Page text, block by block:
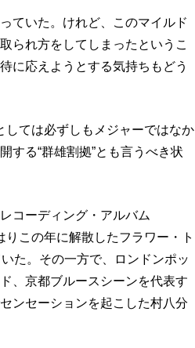
ていた。けれど、このマイルド
られ方をしてしまったというこ
に応えようとする気持ちもどう
ては必ずしもメジャーではなか
する“群雄割拠”とも言うべき状
コーディング・アルバム
この年に解散したフラワー・ト
た。その一方で、ロンドンポッ
、京都ブルースシーンを代表す
ンセーションを起こした村八分